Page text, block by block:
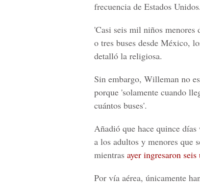
frecuencia de Estados Unidos.
'Casi seis mil niños menores
o tres buses desde México,
detalló la religiosa.
Sin embargo, Willeman no
porque 'solamente cuando
cuántos buses'.
Añadió que hace quince
a los adultos y menores que
mientras ayer ingresaron seis
Por vía aérea, únicamente